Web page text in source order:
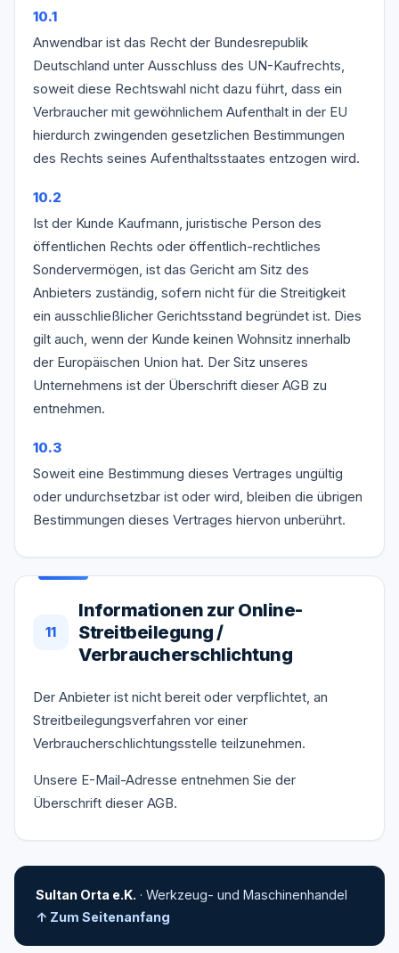
10.1
Anwendbar ist das Recht der Bundesrepublik
Deutschland unter Ausschluss des UN-Kaufrechts,
soweit diese Rechtswahl nicht dazu führt, dass ein
Verbraucher mit gewöhnlichem Aufenthalt in der EU
hierdurch zwingenden gesetzlichen Bestimmungen
des Rechts seines Aufenthaltsstaates entzogen wird.
10.2
Ist der Kunde Kaufmann, juristische Person des
öffentlichen Rechts oder öffentlich-rechtliches
Sondervermögen, ist das Gericht am Sitz des
Anbieters zuständig, sofern nicht für die Streitigkeit
ein ausschließlicher Gerichtsstand begründet ist. Dies
gilt auch, wenn der Kunde keinen Wohnsitz innerhalb
der Europäischen Union hat. Der Sitz unseres
Unternehmens ist der Überschrift dieser AGB zu
entnehmen.
10.3
Soweit eine Bestimmung dieses Vertrages ungültig
oder undurchsetzbar ist oder wird, bleiben die übrigen
Bestimmungen dieses Vertrages hiervon unberührt.
11
Informationen zur Online-
Streitbeilegung /
Verbraucherschlichtung
Der Anbieter ist nicht bereit oder verpflichtet, an
Streitbeilegungsverfahren vor einer
Verbraucherschlichtungsstelle teilzunehmen.
Unsere E-Mail-Adresse entnehmen Sie der
Überschrift dieser AGB.
Sultan Orta e.K. · Werkzeug- und Maschinenhandel
↑ Zum Seitenanfang